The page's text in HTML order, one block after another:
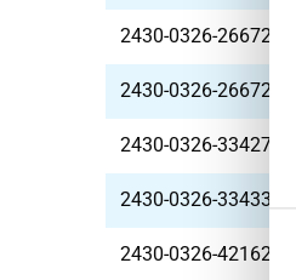
2430-0326-2667211
2430-0326-2667287
2430-0326-334277
2430-0326-334338
2430-0326-4216277